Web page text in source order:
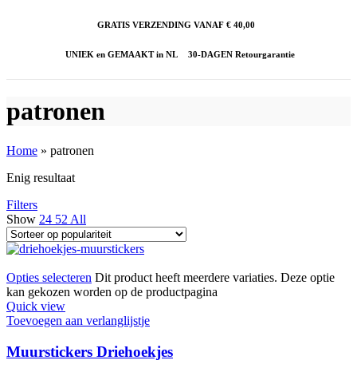
GRATIS VERZENDING VANAF € 40,00
UNIEK en GEMAAKT in NL 30-DAGEN Retourgarantie
patronen
Home » patronen
Enig resultaat
Filters
Show 24 52 All
Opties selecteren Dit product heeft meerdere variaties. Deze optie
kan gekozen worden op de productpagina
Quick view
Toevoegen aan verlanglijstje
Muurstickers Driehoekjes